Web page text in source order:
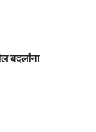
बदलांना